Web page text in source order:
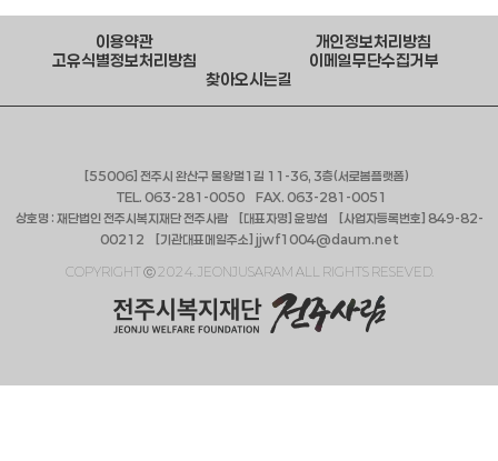
이용약관
개인정보처리방침
고유식별정보처리방침
이메일무단수집거부
찾아오시는길
[55006] 전주시 완산구 물왕멀1길 11-36, 3층(서로봄플랫폼)
TEL. 063-281-0050 FAX. 063-281-0051
상호명 : 재단법인 전주시복지재단 전주사람 [대표자명] 윤방섭 [사업자등록번호] 849-82-
00212 [기관대표메일주소] jjwf1004@daum.net
COPYRIGHT ⓒ 2024. JEONJUSARAM ALL RIGHTS RESEVED.